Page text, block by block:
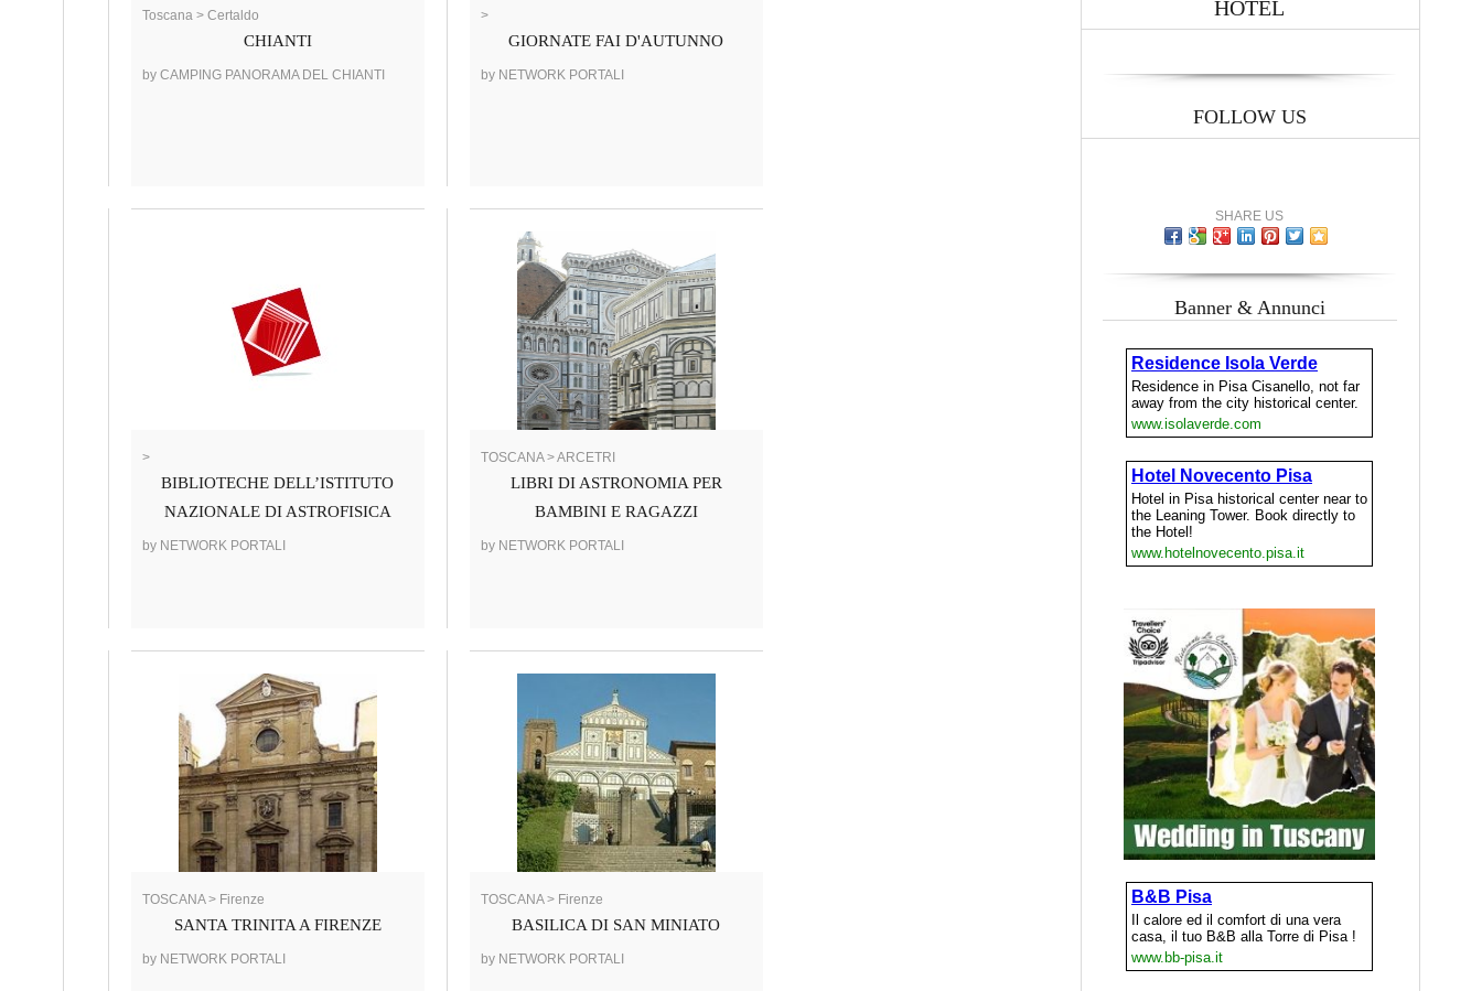
Toscana > Certaldo
CHIANTI
by CAMPING PANORAMA DEL CHIANTI
>
GIORNATE FAI D'AUTUNNO
by NETWORK PORTALI
>
BIBLIOTECHE DELL’ISTITUTO
NAZIONALE DI ASTROFISICA
by NETWORK PORTALI
TOSCANA > ARCETRI
LIBRI DI ASTRONOMIA PER
BAMBINI E RAGAZZI
by NETWORK PORTALI
TOSCANA > Firenze
SANTA TRINITA A FIRENZE
by NETWORK PORTALI
TOSCANA > Firenze
BASILICA DI SAN MINIATO
by NETWORK PORTALI
HOTEL
FOLLOW US
SHARE US
Banner & Annunci